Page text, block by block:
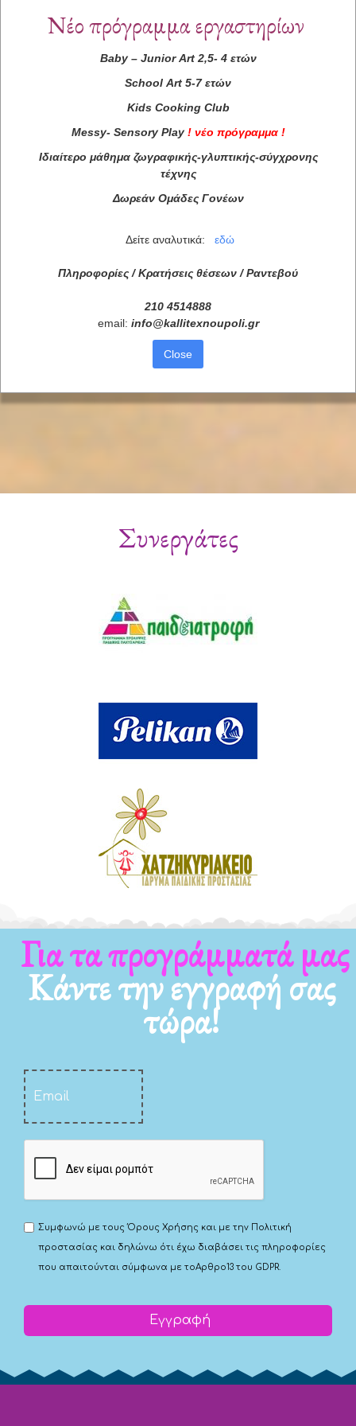
Συνεργάτες
Για τα προγράμματά μας
Κάντε την εγγραφή σας
τώρα!
Συμφωνώ με τουςΌρους Χρήσης και με την Πολιτική
προστασίας και δηλώνω ότι έχω διαβάσει τις πληροφορίες
που απαιτούνται σύμφωνα με τοΑρθρο13 του GDPR.
Εγγραφή
Νέο πρόγραμμα εργαστηρίων
Baby– Junior Art2,5- 4 ετών
School Art 5-7 ετών
Kids Cooking Club
Messy- Sensory Play ! νέο πρόγραμμα !
Ιδιαίτερο μάθημα ζωγραφικής-γλυπτικής-σύγχρονης
τέχνης
Δωρεάν Ομάδες Γονέων
Δείτε αναλυτικά: εδώ
Πληροφορίες / Κρατήσεις θέσεων / Ραντεβού
210 4514888
email: info@kallitexnoupoli.gr
Close